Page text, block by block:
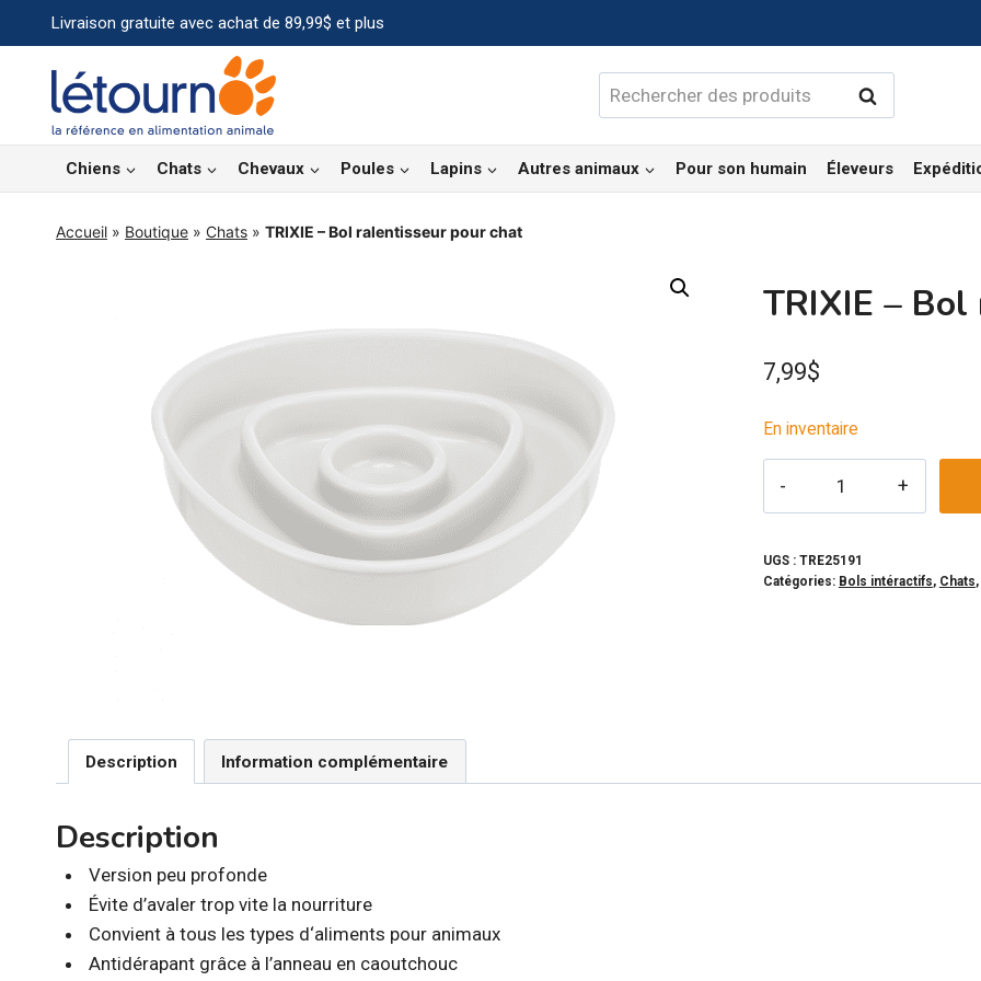
au
contenu
Livraison gratuite avec achat de 89,99$ et plus
Rechercher : Rechercher
Chiens Chats Chevaux Poules Lapins Autres animaux Pour son humain Éleveurs
Accueil » Boutique » Chats » TRIXIE – Bol ralentisseur pour chat
TRIXIE –
7,99$
En inventaire
-
Bol
UGS : TRE25191
Catégories: Bols intéractifs, Chats,
Description Information complémentaire
Description
Version peu profonde
Évite d’avaler trop vite la nourriture
Convient à tous les types d‘aliments pour animaux
Antidérapant grâce à l’anneau en caoutchouc